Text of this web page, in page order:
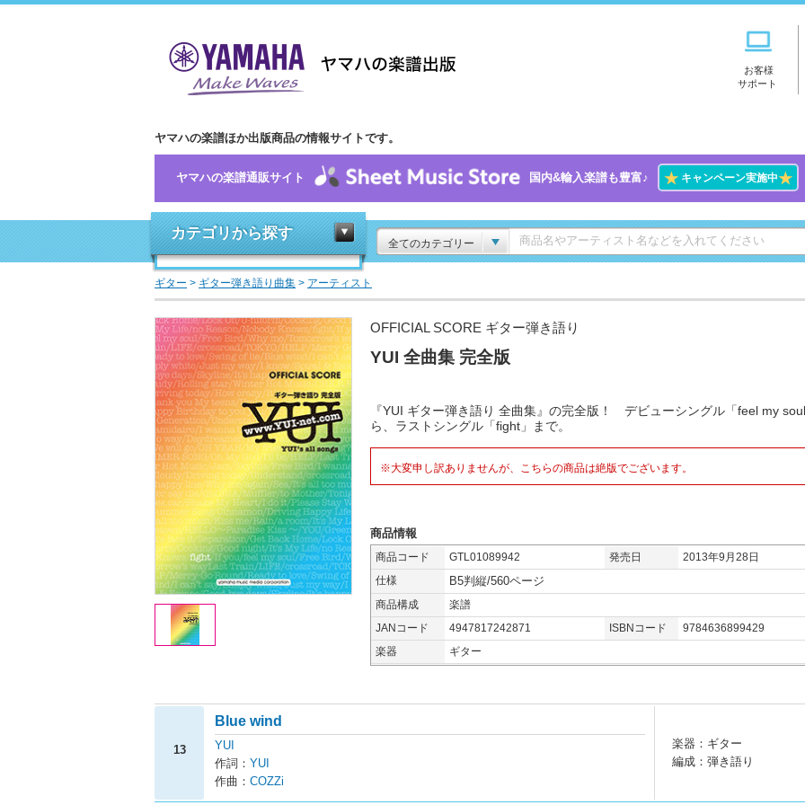
お客様
サポート
ヤマハの楽譜ほか出版商品の情報サイトです。
ヤマハの楽譜通販サイト 国内&輸入楽譜も豊富♪ ★キャンペーン実施中★
カテゴリから探す
全てのカテゴリー
ギター > ギター弾き語り曲集 > アーティスト
OFFICIAL SCORE ギター弾き語り
YUI 全曲集 完全版
『YUI ギター弾き語り 全曲集』の完全版！ デビューシングル「feel my
ら、ラストシングル「fight」まで。
※大変申し訳ありませんが、こちらの商品は絶版でございます。
商品情報
商品コード GTL01089942 発売日
2013年9月28日
仕様
B5判縦/560ページ
商品構成
楽譜
JANコード
4947817242871 ISBNコード
9784636899429
楽器
ギター
13
Blue wind
YUI
作詞： YUI
作曲： COZZi
楽器：ギター
編成：弾き語り